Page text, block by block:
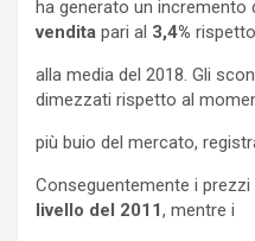
ha generato un incremento
vendita pari al 3,4% rispetto
alla media del 2018. Gli
dimezzati rispetto al
più buio del mercato,
Conseguentemente i
livello del 2011, mentre i